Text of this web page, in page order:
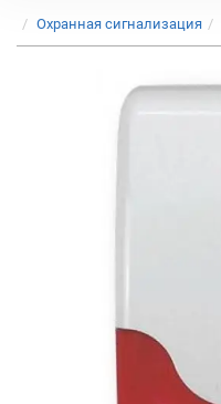
Охранная сигнализация